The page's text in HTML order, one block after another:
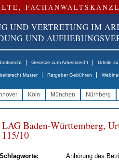
UND VERTRETUNG IM
UND
Gesetze zum Arbeitsrecht Urteile
Muster Ratgeber Gebühren
Köln München Nürnberg
LAG Ba­den-Würt­tem­berg,
115/10
Schlagworte: Anhörung des